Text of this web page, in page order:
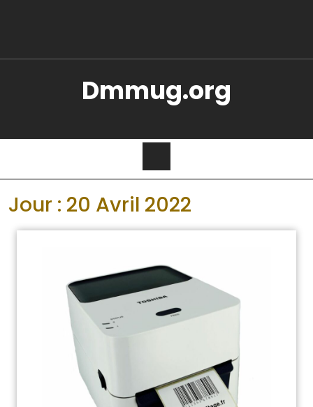
Dmmug.org
Jour : 20 Avril 2022